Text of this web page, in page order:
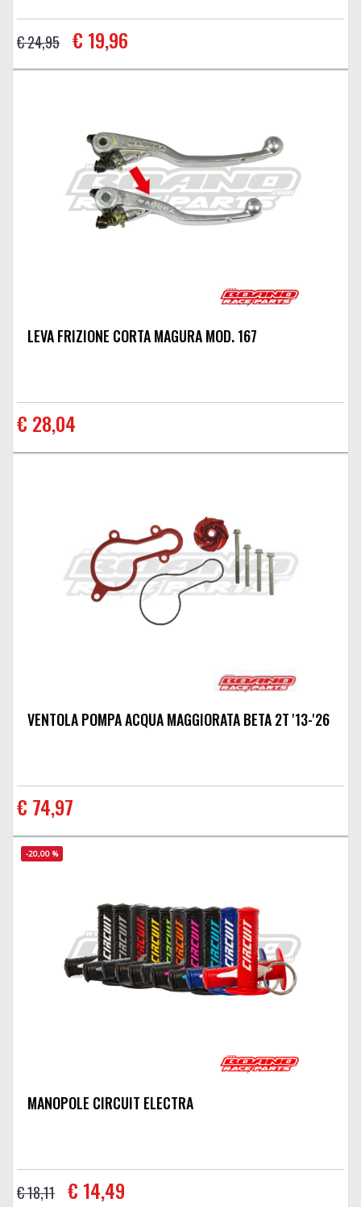
€ 24,95 € 19,96
LEVA FRIZIONE CORTA MAGURA MOD. 167
€ 28,04
VENTOLA POMPA ACQUA MAGGIORATA BETA 2T '13-'26
€ 74,97
-20,00 %
MANOPOLE CIRCUIT ELECTRA
€ 18,11 € 14,49